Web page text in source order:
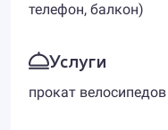
телефон, балкон)
Услуги
прокат велосипедов